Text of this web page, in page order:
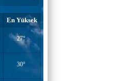
En Yüksek
27°
30°